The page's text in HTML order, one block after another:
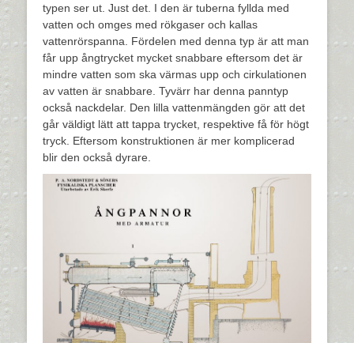
typen ser ut. Just det. I den är tuberna fyllda med
vatten och omges med rökgaser och kallas
vattenrörspanna. Fördelen med denna typ är att man
får upp ångtrycket mycket snabbare eftersom det är
mindre vatten som ska värmas upp och cirkulationen
av vatten är snabbare. Tyvärr har denna panntyp
också nackdelar. Den lilla vattenmängden gör att det
går väldigt lätt att tappa trycket, respektive få för högt
tryck. Eftersom konstruktionen är mer komplicerad
blir den också dyrare.